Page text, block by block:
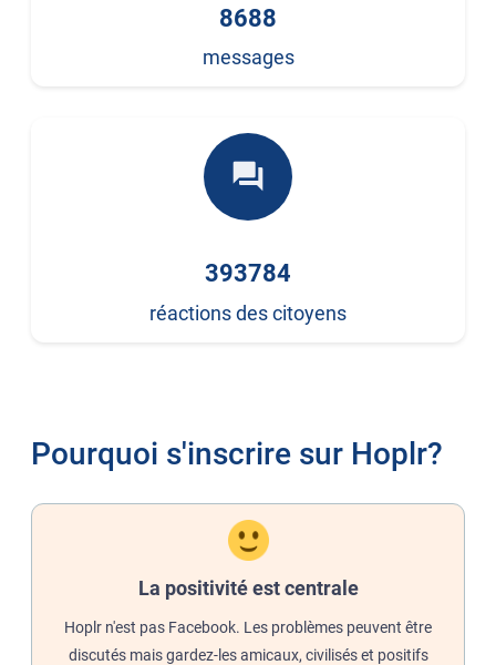
8688
messages
forum
393784
réactions des citoyens
Pourquoi s'inscrire sur Hoplr?
La positivité est centrale
Hoplr n'est pas Facebook. Les problèmes peuvent être
discutés mais gardez-les amicaux, civilisés et positifs